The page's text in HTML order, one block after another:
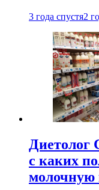
3 года спустя2
Диетолог
с каких
молочную